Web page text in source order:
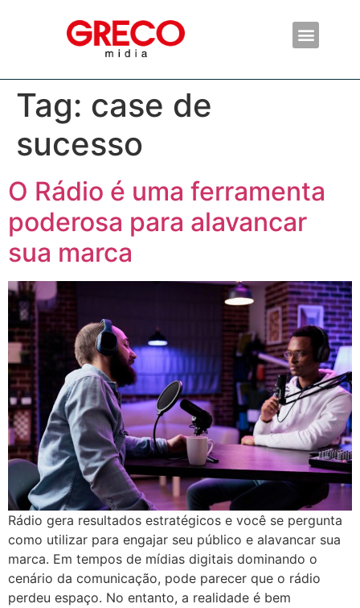
Tag: case de
sucesso
O Rádio é uma ferramenta
poderosa para alavancar
sua marca
Rádio gera resultados estratégicos e você se pergunta
como utilizar para engajar seu público e alavancar sua
marca. Em tempos de mídias digitais dominando o
cenário da comunicação, pode parecer que o rádio
perdeu espaço. No entanto, a realidade é bem